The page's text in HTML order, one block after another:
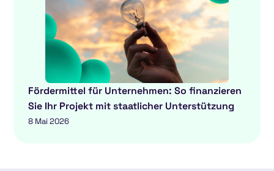
Fördermittel für Unternehmen: So finanzieren
Sie Ihr Projekt mit staatlicher Unterstützung
8 Mai 2026